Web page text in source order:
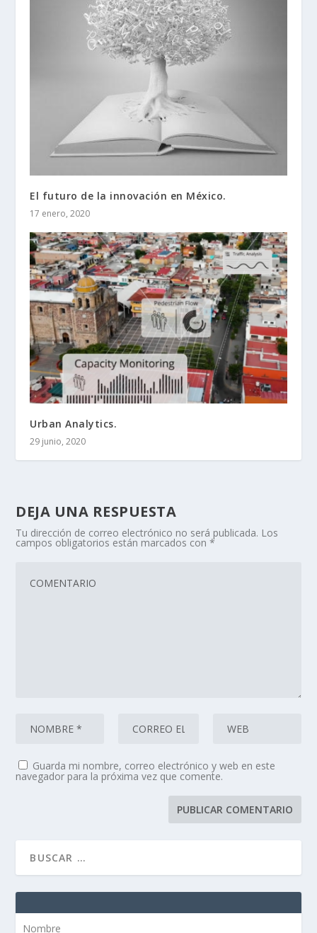
El futuro de la innovación en México.
17 enero, 2020
Urban Analytics.
29 junio, 2020
DEJA UNA RESPUESTA
Tu dirección de correo electrónico no será publicada. Los
campos obligatorios están marcados con*
Guarda mi nombre, correo electrónico y web en este
navegador para la próxima vez que comente.
Nombre